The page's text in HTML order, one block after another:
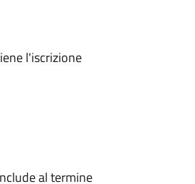
l'iscrizione
al termine